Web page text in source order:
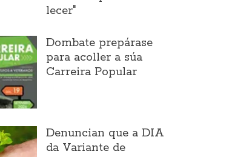
lecer"
Dombate prepárase
para acoller a súa
Carreira Popular
Denuncian que a DIA
da Variante de